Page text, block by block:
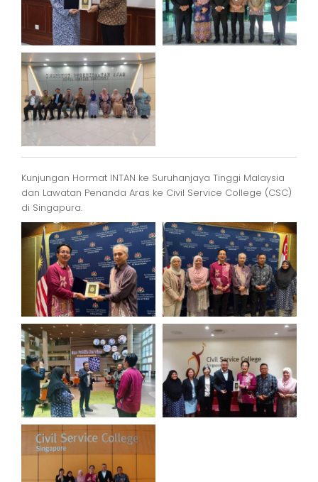
Kunjungan Hormat INTAN ke Suruhanjaya Tinggi Malaysia
dan Lawatan Penanda Aras ke Civil Service College (CSC)
di Singapura.